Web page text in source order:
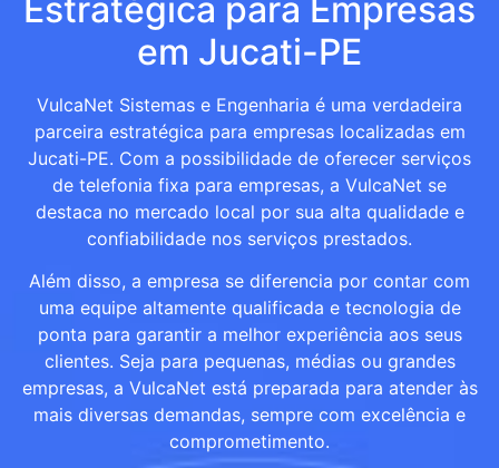
Estratégica para Empresas
em Jucati-PE
VulcaNet Sistemas e Engenharia é uma verdadeira
parceira estratégica para empresas localizadas em
Jucati-PE. Com a possibilidade de oferecer serviços
de telefonia fixa para empresas, a VulcaNet se
destaca no mercado local por sua alta qualidade e
confiabilidade nos serviços prestados.
Além disso, a empresa se diferencia por contar com
uma equipe altamente qualificada e tecnologia de
ponta para garantir a melhor experiência aos seus
clientes. Seja para pequenas, médias ou grandes
empresas, a VulcaNet está preparada para atender às
mais diversas demandas, sempre com excelência e
comprometimento.